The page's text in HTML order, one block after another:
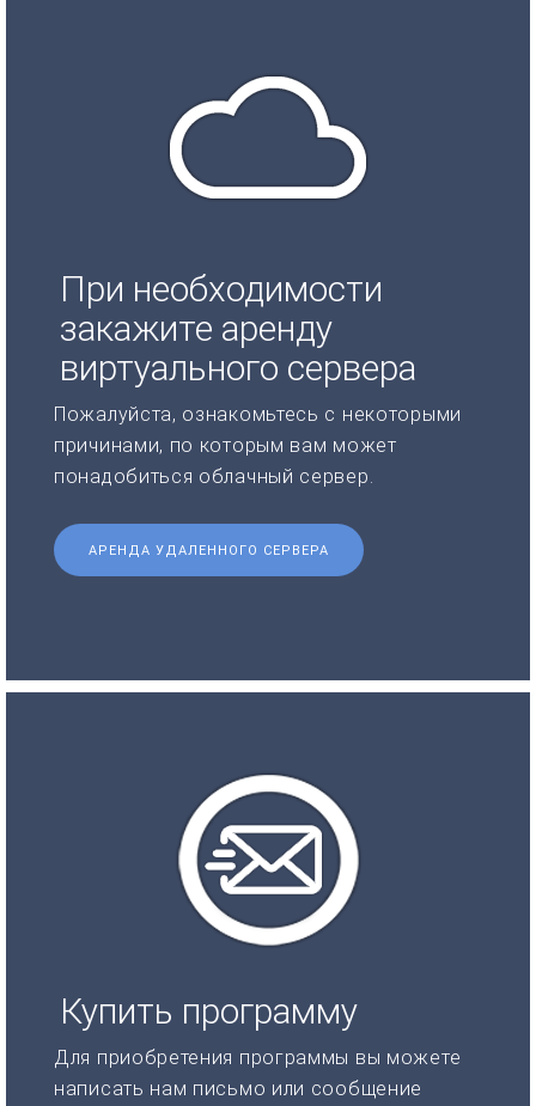
При необходимости
закажите аренду
виртуального сервера
Пожалуйста, ознакомьтесь с некоторыми
причинами, по которым вам может
понадобиться облачный сервер.
АРЕНДА УДАЛЕННОГО СЕРВЕРА
Купить программу
Для приобретения программы вы можете
написать нам письмо или сообщение